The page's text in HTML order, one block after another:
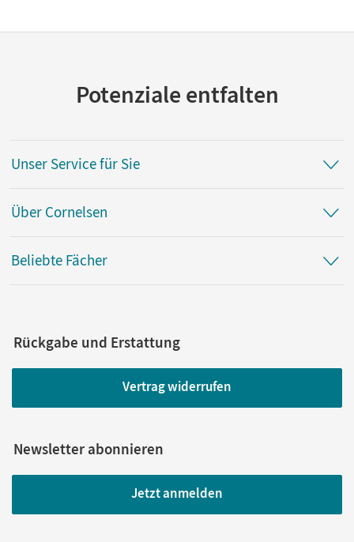
Potenziale entfalten
Unser Service für Sie
Über Cornelsen
Beliebte Fächer
Rückgabe und Erstattung
Vertrag widerrufen
Newsletter abonnieren
Jetzt anmelden